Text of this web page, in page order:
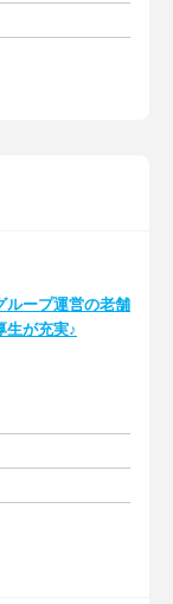
ループ運営の老舗
生が充実♪